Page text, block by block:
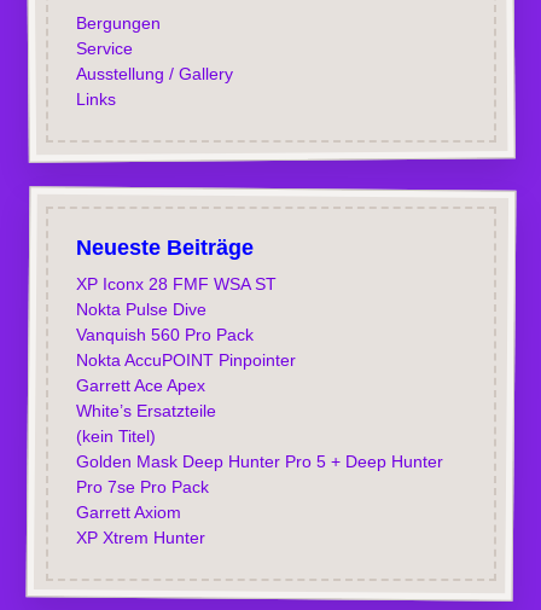
Bergungen
Service
Ausstellung / Gallery
Links
Neueste Beiträge
XP Iconx 28 FMF WSA ST
Nokta Pulse Dive
Vanquish 560 Pro Pack
Nokta AccuPOINT Pinpointer
Garrett Ace Apex
White’s Ersatzteile
(kein Titel)
Golden Mask Deep Hunter Pro 5 + Deep Hunter
Pro 7se Pro Pack
Garrett Axiom
XP Xtrem Hunter